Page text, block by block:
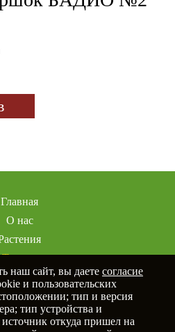
Главная
О нас
Товары
Услуги
Статьи
наш сайт, вы даете согласие
и пользовательских
тип и версия
тип устройства и
откуда пришел на